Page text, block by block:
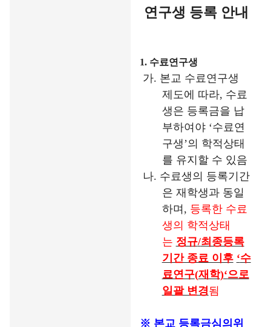
연구생 등록 안내
1. 수료연구생
가. 본교 수료연구생
제도에 따라, 수료
생은 등록금을 납
부하여야 ‘수료연
구생’의 학적상태
를 유지할 수 있음
나. 수료생의 등록기간
은 재학생과 동일
하며 , 등록한 수료
생의 학적상태
는 정규/최종등록
기간 종료 이후 ‘수
료연구(재학)‘으로
일괄 변경됨
※ 본교 등록금심의위